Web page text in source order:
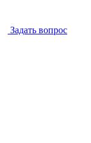
Задать вопрос